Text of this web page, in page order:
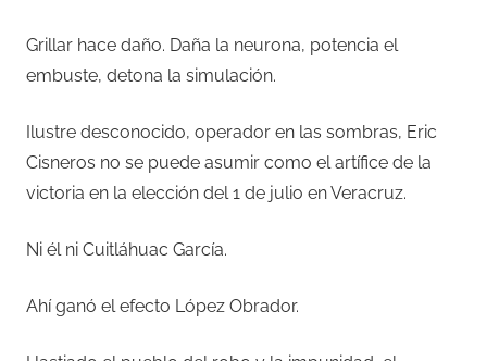
Grillar hace daño. Daña la neurona, potencia el
embuste, detona la simulación.
Ilustre desconocido, operador en las sombras, Eric
Cisneros no se puede asumir como el artífice de la
victoria en la elección del 1 de julio en Veracruz.
Ni él ni Cuitláhuac García.
Ahí ganó el efecto López Obrador.